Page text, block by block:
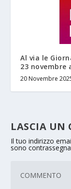
Al via le
23 novembre
20 Novembre
LASCIA UN
Il tuo indirizzo
sono